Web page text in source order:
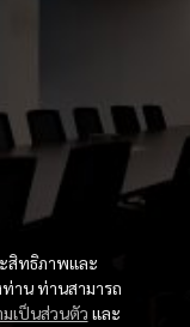
สิทธิภาพและ
าน ท่านสามารถ
เป็นส่วนตัว และ